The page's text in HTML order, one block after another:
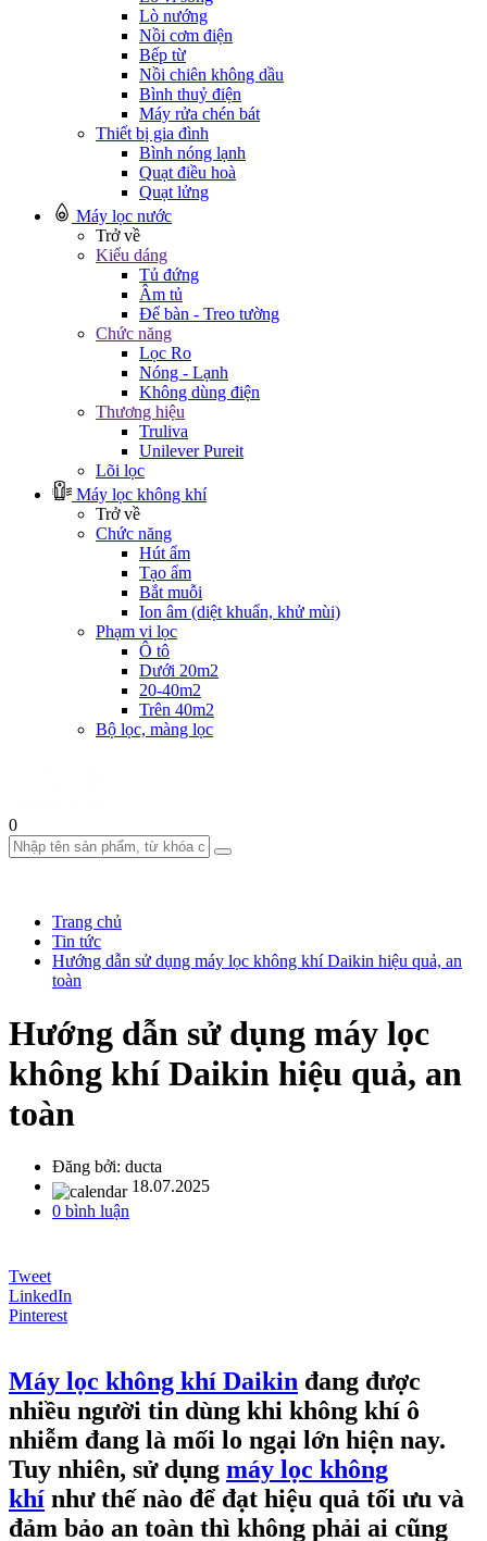
Lò nướng
Nồi cơm điện
Bếp từ
Nồi chiên không dầu
Bình thuỷ điện
Máy rửa chén bát
Thiết bị gia đình
Bình nóng lạnh
Quạt điều hoà
Quạt lửng
Máy lọc nước
Trở về
Kiểu dáng
Tủ đứng
Âm tủ
Để bàn - Treo tường
Chức năng
Lọc Ro
Nóng - Lạnh
Không dùng điện
Thương hiệu
Truliva
Unilever Pureit
Lõi lọc
Máy lọc không khí
Trở về
Chức năng
Hút ẩm
Tạo ẩm
Bắt muỗi
Ion âm (diệt khuẩn, khử mùi)
Phạm vi lọc
Ô tô
Dưới 20m2
20-40m2
Trên 40m2
Bộ lọc, màng lọc
0
Trang chủ
Tin tức
Hướng dẫn sử dụng máy lọc không khí Daikin hiệu quả, an
toàn
Hướng dẫn sử dụng máy lọc
không khí Daikin hiệu quả, an
toàn
Đăng bởi: ducta
18.07.2025
0 bình luận
Tweet
LinkedIn
Pinterest
Máy lọc không khí Daikin đang được
nhiều người tin dùng khi không khí ô
nhiễm đang là mối lo ngại lớn hiện nay.
Tuy nhiên, sử dụng máy lọc không
khí như thế nào để đạt hiệu quả tối ưu và
đảm bảo an toàn thì không phải ai cũng